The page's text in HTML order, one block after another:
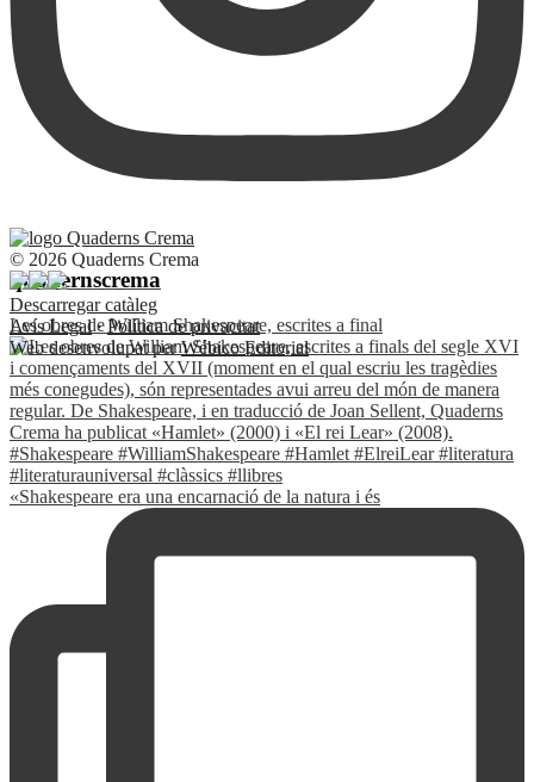
quadernscrema
Les obres de William Shakespeare, escrites a final
«Shakespeare era una encarnació de la natura i és
© 2026 Quaderns Crema
Descarregar catàleg
Avís Legal·Política de privacitat
Web desenvolupat perWébico Editorial